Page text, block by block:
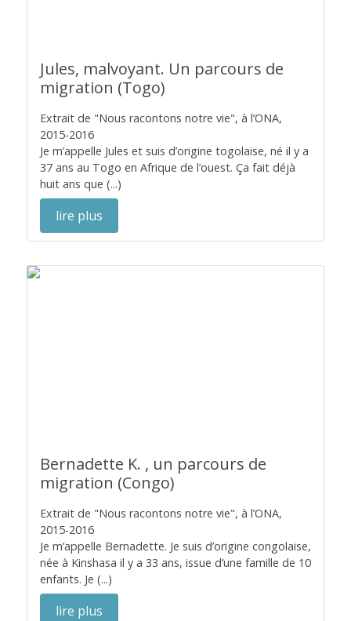
Jules, malvoyant. Un parcours de
migration (Togo)
Extrait de "Nous racontons notre vie", à l’ONA,
2015-2016
Je m’appelle Jules et suis d’origine togolaise, né il y a
37 ans au Togo en Afrique de l’ouest. Ça fait déjà
huit ans que (...)
lire plus
Bernadette K. , un parcours de
migration (Congo)
Extrait de "Nous racontons notre vie", à l’ONA,
2015-2016
Je m’appelle Bernadette. Je suis d’origine congolaise,
née à Kinshasa il y a 33 ans, issue d’une famille de 10
enfants. Je (...)
lire plus